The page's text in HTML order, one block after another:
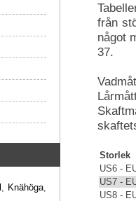
från
något
37.
Storlek
US6 -
US7 -
US8 -
, Knähöga,